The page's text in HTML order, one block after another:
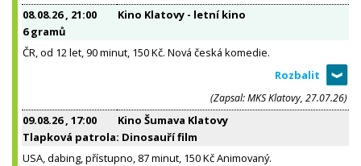
08.08.26, 21:00
Kino Klatovy - letní kino
6 gramů
ČR, od 12 let, 90 minut, 150 Kč. Nová česká komedie.
(Zapsal: MKS Klatovy, 27.07.26)
09.08.26, 17:00
Kino Šumava Klatovy
Tlapková patrola: Dinosauří film
USA, dabing, přístupno, 87 minut, 150 Kč Animovaný.